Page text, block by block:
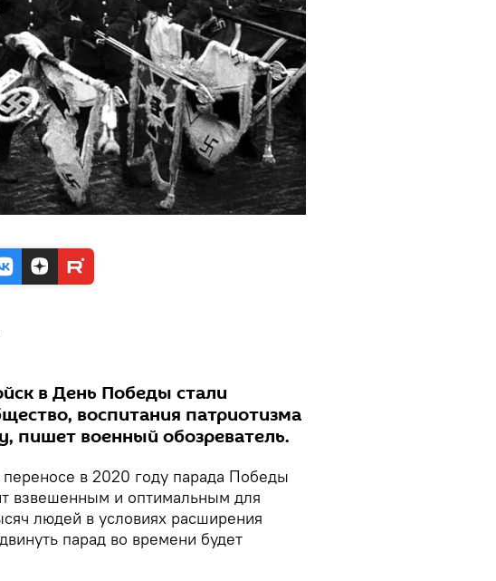
в День Победы стали
воспитания патриотизма
пишет военный обозреватель.
в 2020 году парада Победы
взвешенным и оптимальным для
людей в условиях расширения
парад во времени будет